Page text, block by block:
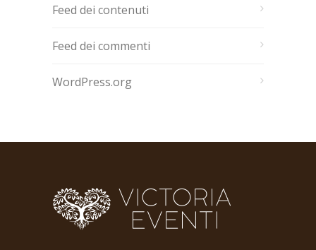
Feed dei contenuti
Feed dei commenti
WordPress.org